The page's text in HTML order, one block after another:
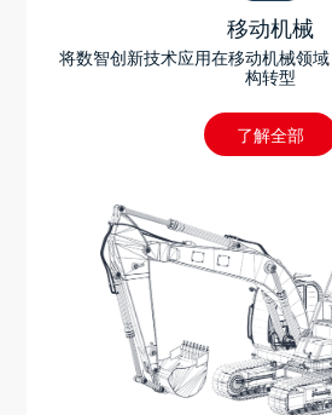
移动机械
将数智创新技术应用在移动机械领
构转型
了解全部